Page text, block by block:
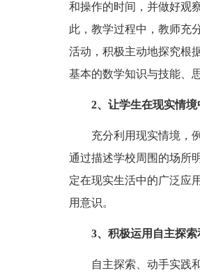
和操作的时间，并做好观
此，教学过程中，教师充
活动，积极主动地探究根
基本的数学知识与技能、
2、让学生在现实情境
充分利用现实情境，例
通过描述学校周围的场所
定在现实生活中的广泛应
用意识。
3、积极运用自主探索
自主探索、动手实践和